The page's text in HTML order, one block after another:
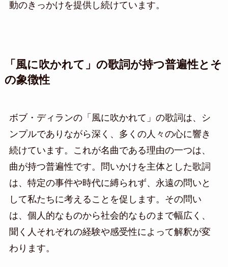
動のきっかけを提供し続けています。
「風に吹かれて」の歌詞が持つ普遍性とそ
の象徴性
ボブ・ディランの「風に吹かれて」の歌詞は、シ
ンプルでありながら深く、多くの人々の心に響き
続けています。これが名曲である理由の一つは、
曲が持つ普遍性です。問いかけを主体とした歌詞
は、特定の事件や時代に縛られず、永遠の問いと
して私たちに考えることを促します。その問い
は、個人的なものから社会的なものまで幅広く、
聞く人それぞれの経験や感受性によって解釈が変
わります。